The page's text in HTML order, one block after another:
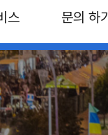
스 문의 하기